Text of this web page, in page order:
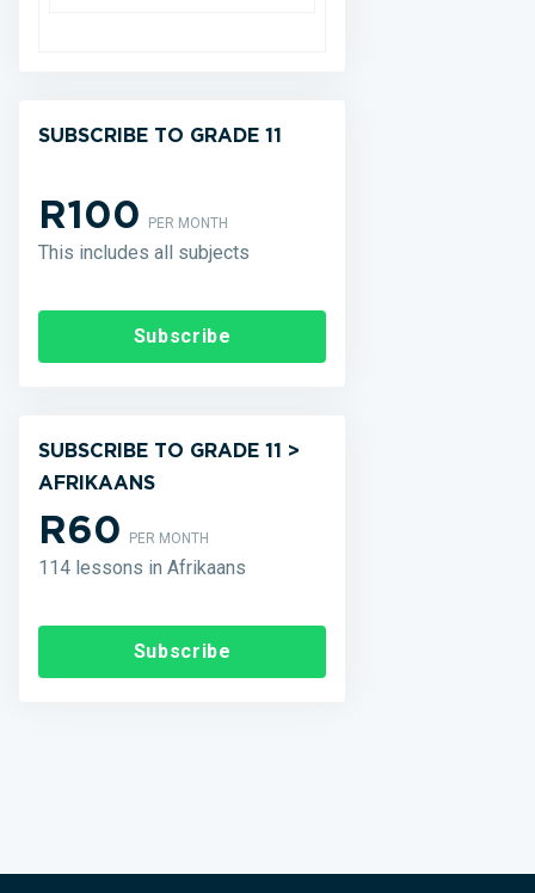
SUBSCRIBE TO GRADE 11
R100PER MONTH
This includes all subjects
Subscribe
SUBSCRIBE TO GRADE 11 >
AFRIKAANS
R60PER MONTH
114 lessons in Afrikaans
Subscribe